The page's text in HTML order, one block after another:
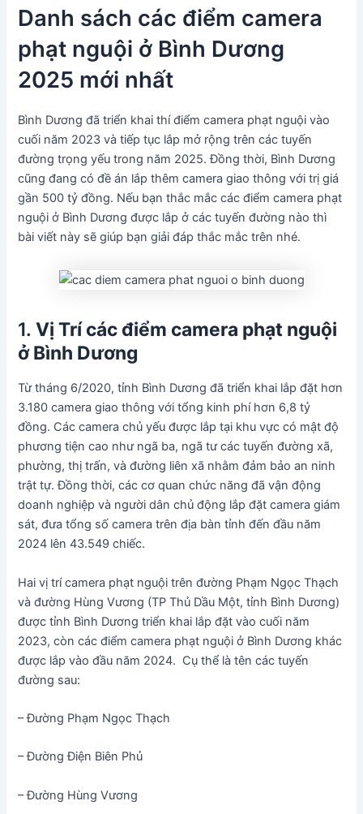
Danh sách các điểm camera
phạt nguội ở Bình Dương
2025 mới nhất
Bình Dương đã triển khai thí điểm camera phạt nguội vào
cuối năm 2023 và tiếp tục lắp mở rộng trên các tuyến
đường trọng yếu trong năm 2025. Đồng thời, Bình Dương
cũng đang có đề án lắp thêm camera giao thông với trị giá
gần 500 tỷ đồng. Nếu bạn thắc mắc các điểm camera phạt
nguội ở Bình Dương được lắp ở các tuyến đường nào thì
bài viết này sẽ giúp bạn giải đáp thắc mắc trên nhé.
1.Vị Trí các điểm camera phạt nguội
ở Bình Dương
Từ tháng 6/2020, tỉnh Bình Dương đã triển khai lắp đặt hơn
3.180 camera giao thông với tổng kinh phí hơn 6,8 tỷ
đồng. Các camera chủ yếu được lắp tại khu vực có mật độ
phương tiện cao như ngã ba, ngã tư các tuyến đường xã,
phường, thị trấn, và đường liên xã nhằm đảm bảo an ninh
trật tự. Đồng thời, các cơ quan chức năng đã vận động
doanh nghiệp và người dân chủ động lắp đặt camera giám
sát, đưa tổng số camera trên địa bàn tỉnh đến đầu năm
2024 lên 43.549 chiếc.
Hai vị trí camera phạt nguội trên đường Phạm Ngọc Thạch
và đường Hùng Vương (TP Thủ Dầu Một, tỉnh Bình Dương)
được tỉnh Bình Dương triển khai lắp đặt vào cuối năm
2023, còn các điểm camera phạt nguội ở Bình Dương khác
được lắp vào đầu năm 2024. Cụ thể là tên các tuyến
đường sau:
– Đường Phạm Ngọc Thạch
– Đường Điện Biên Phủ
– Đường Hùng Vương